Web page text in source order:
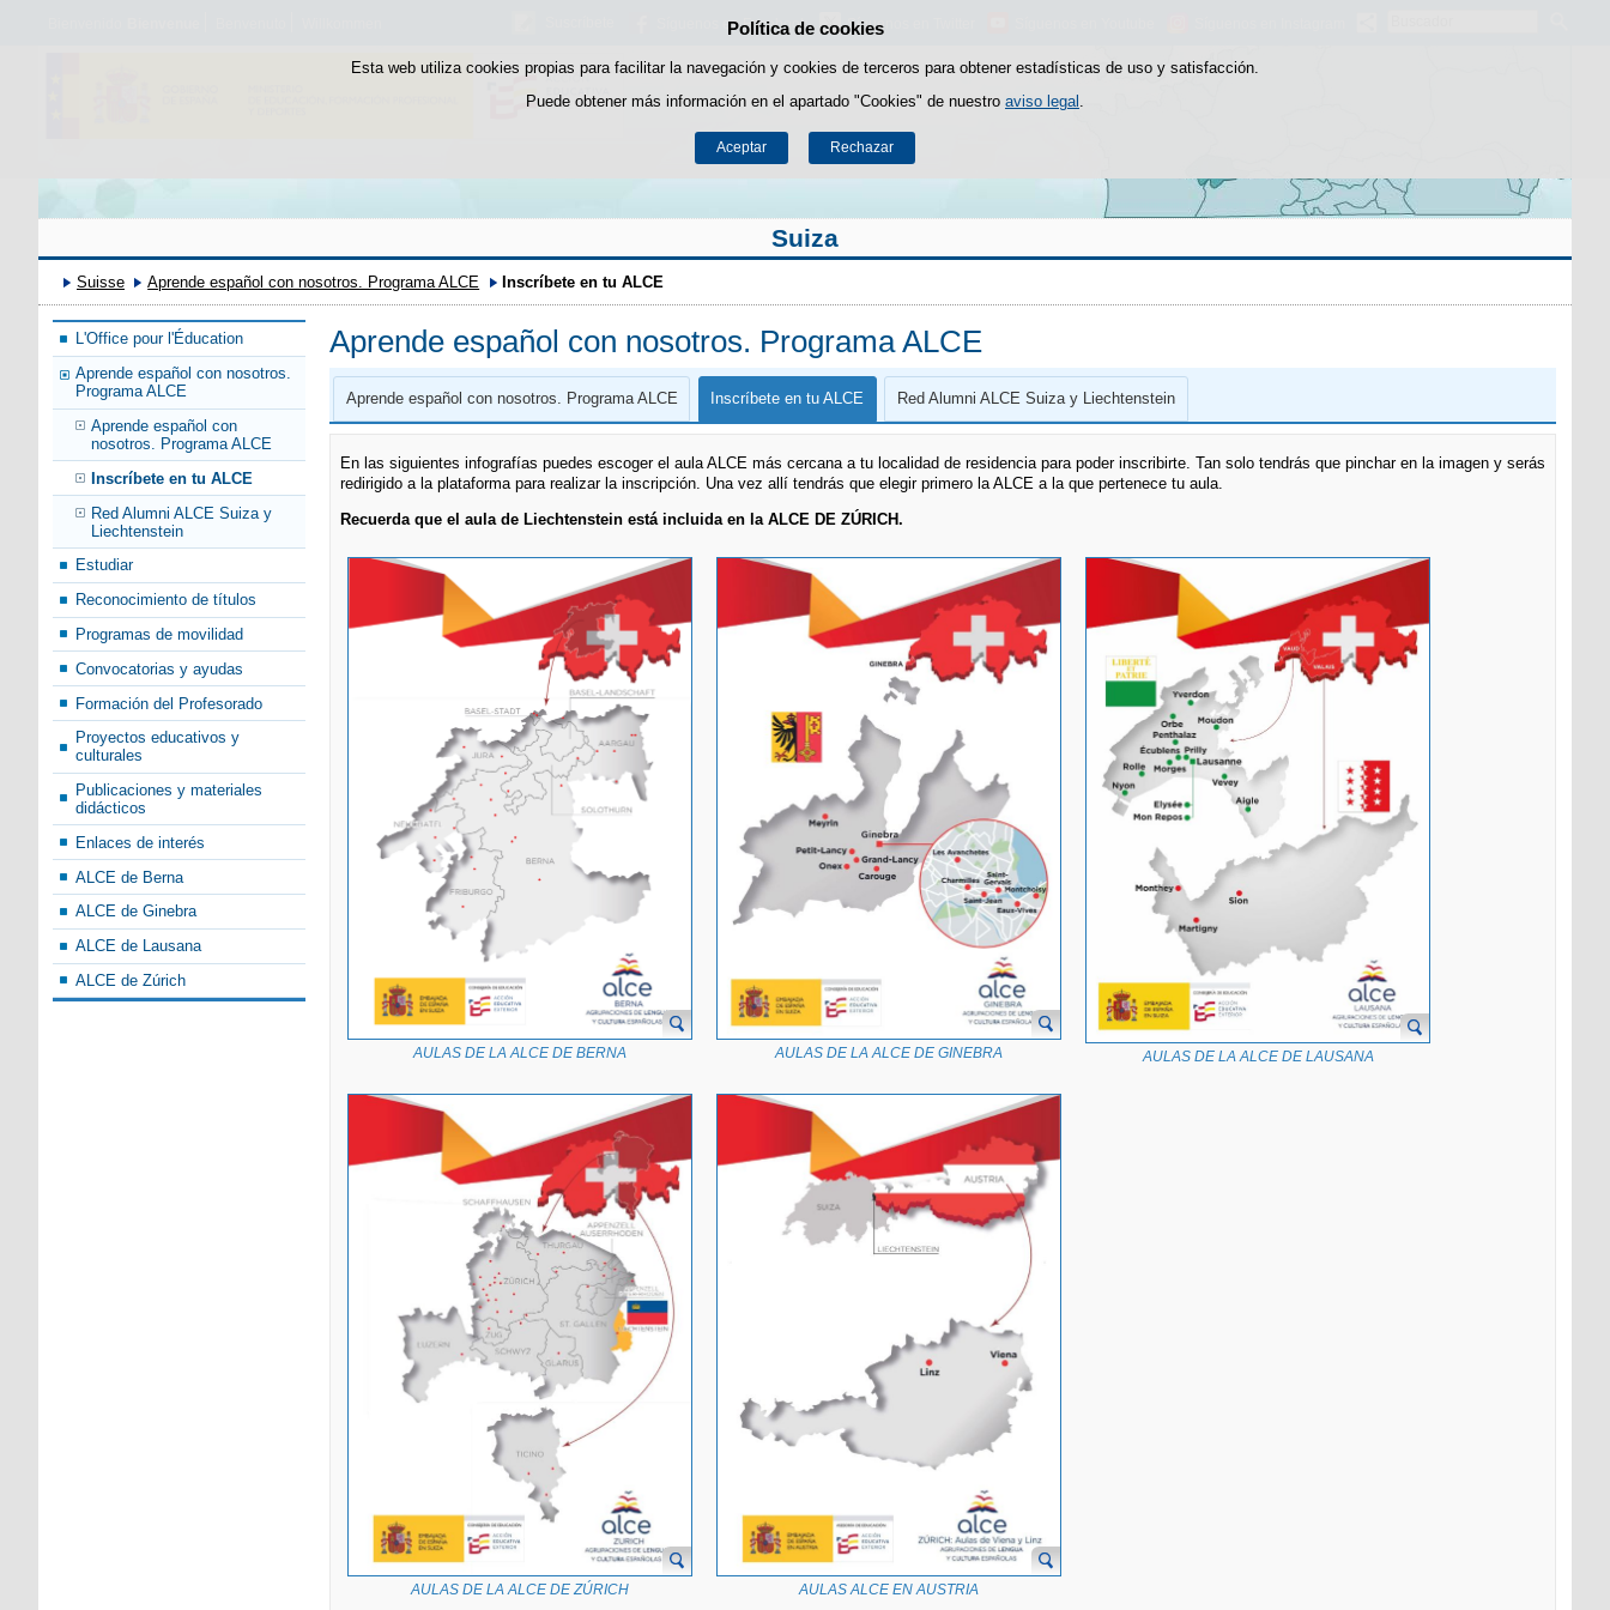
Política de cookies
Esta web utiliza cookies propias para facilitar la navegación y cookies de terceros para obtener estadísticas de uso y satisfacción.
Puede obtener más información en el apartado "Cookies" de nuestro aviso legal
Aceptar Rechazar
Saltar al contenido
Síguenos en Facebook Síguenos en Twitter
Suiza
Suisse Aprende español con nosotros. Programa ALCE Inscríbete en tu ALCE
L'Office pour l'Éducation
Aprende español con nosotros.
Programa ALCE
Aprende español con
nosotros. Programa ALCE
Inscríbete en tu ALCE
Red Alumni ALCE Suiza y
Liechtenstein
Estudiar
Reconocimiento de títulos
Programas de movilidad
Convocatorias y ayudas
Formación del Profesorado
Proyectos educativos y
culturales
Publicaciones y materiales
didácticos
Enlaces de interés
ALCE de Berna
ALCE de Ginebra
ALCE de Lausana
ALCE de Zúrich
Aprende español con nosotros. Programa ALCE
Aprende español con nosotros. Programa ALCE Inscríbete en tu ALCE Red Alumni ALCE Suiza y Liechtenstein
En las siguientes infografías puedes escoger el aula ALCE más cercana a tu localidad de residencia para poder inscribirte. Tan solo tendrás que pinchar en la imagen y serás
redirigido a la plataforma para realizar la inscripción. Una vez allí tendrás que elegir primero la ALCE a la que pertenece tu aula.
Recuerda que el aula de Liechtenstein está incluida en la ALCE DE ZÚRICH.
AULAS DE LA ALCE DE BERNA AULAS DE LA ALCE DE GINEBRA AULAS DE LA ALCE DE LAUSANA
AULAS DE LA ALCE DE ZÚRICH AULAS ALCE EN AUSTRIA